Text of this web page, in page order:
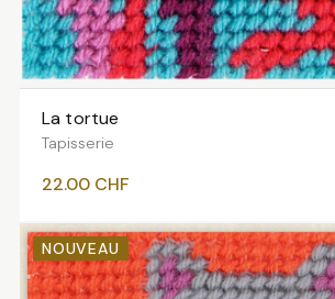
La tortue
Tapisserie
22.00 CHF
NOUVEAU